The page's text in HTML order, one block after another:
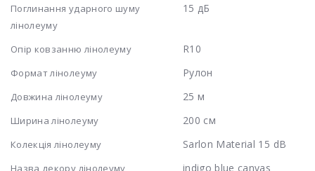
Поглинання ударного шуму
лінолеуму
15 дБ
Опір ковзанню лінолеуму R10
Формат лінолеуму Рулон
Довжина лінолеуму 25 м
Ширина лінолеуму 200 см
Колекція лінолеуму Sarlon Material 15 dB
Назва декору лінолеуму indigo blue canvas